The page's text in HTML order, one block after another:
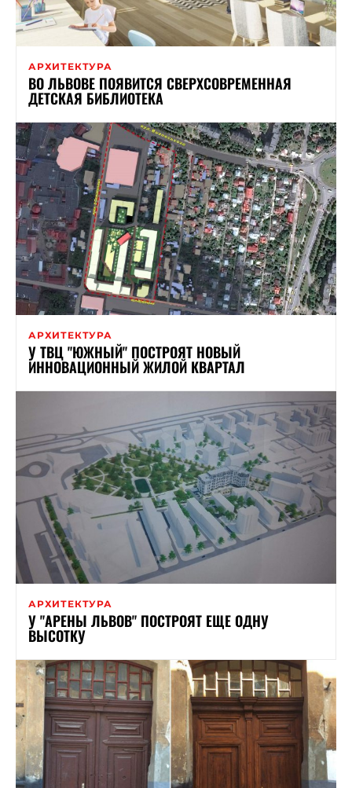
АРХИТЕКТУРА
ВО ЛЬВОВЕ ПОЯВИТСЯ СВЕРХСОВРЕМЕННАЯ
ДЕТСКАЯ БИБЛИОТЕКА
АРХИТЕКТУРА
У ТВЦ "ЮЖНЫЙ" ПОСТРОЯТ НОВЫЙ
ИННОВАЦИОННЫЙ ЖИЛОЙ КВАРТАЛ
АРХИТЕКТУРА
У "АРЕНЫ ЛЬВОВ" ПОСТРОЯТ ЕЩЕ ОДНУ
ВЫСОТКУ